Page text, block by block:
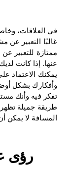
في العلاقات،
غالبًا التعبير
ممتازة للتعبير
عنها. إذا كانت
يمكنك الاعتماد
وأفكارك بشكل
تفكر فيه وأنك
طريقة جميلة
المسافة لا يمكن
رؤى